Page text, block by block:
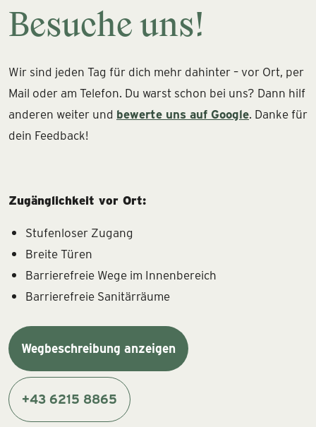
Besuche uns!
Wir sind jeden Tag für dich mehr dahinter – vor Ort, per
Mail oder am Telefon. Du warst schon bei uns? Dann hilf
anderen weiter und bewerte uns auf Google. Danke für
dein Feedback!
Zugänglichkeit vor Ort:
Stufenloser Zugang
Breite Türen
Barrierefreie Wege im Innenbereich
Barrierefreie Sanitärräume
Wegbeschreibung anzeigen
+43 6215 8865